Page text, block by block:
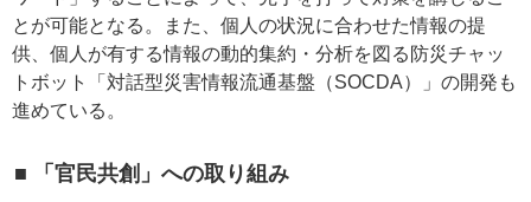
とが可能となる。また、個人の状況に合わせた情報の提
供、個人が有する情報の動的集約・分析を図る防災チャッ
トボット「対話型災害情報流通基盤（SOCDA）」の開発も
進めている。
■ 「官民共創」への取り組み